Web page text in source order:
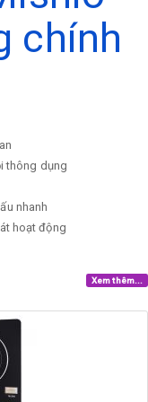
chính
thông dụng
nhanh
hoạt động
Xem thêm...